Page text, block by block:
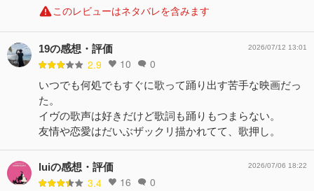
このレビューはネタバレを含みます
19の感想・評価
2.9 10 0
2026/07/12 13:01
いつでも何処でもすぐに歌って踊り出す苦手な映画だっ
た。
イヴの歌声は好きだけど歌詞も踊りもつまらない。
友情や恋愛はだいぶザックリ描かれてて、歌押し。
luiの感想・評価
3.4 16 0
2026/07/06 18:22